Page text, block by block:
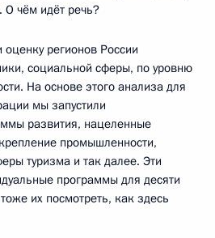
чём идёт речь?
регионов России
социальной сферы, по уровню
На основе этого анализа для
мы запустили
развития, нацеленные
промышленности,
туризма и так далее. Эти
программы для десяти
их посмотреть, как здесь